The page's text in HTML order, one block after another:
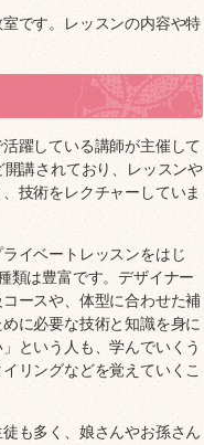
です。レッスンの内容や特
躍している講師が主催して
講されており、レッスンや
技術をレクチャーしていま
イベートレッスンをはじ
類は豊富です。デザイナー
ースや、体型に合わせた補
に必要な技術と知識を身に
という人も、学んでいくう
リングなどを覚えていくこ
も多く、娘さんやお孫さん